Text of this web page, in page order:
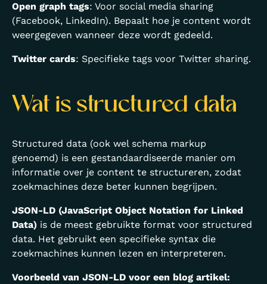
Open graph tags: Voor social media sharing
(Facebook, LinkedIn). Bepaalt hoe je content wordt
weergegeven wanneer deze wordt gedeeld.
Twitter cards: Specifieke tags voor Twitter sharing.
Wat is structured data
Structured data (ook wel schema markup
genoemd) is een gestandaardiseerde manier om
informatie over je content te structureren, zodat
zoekmachines deze beter kunnen begrijpen.
JSON-LD (JavaScript Object Notation for Linked
Data) is de meest gebruikte format voor structured
data. Het gebruikt een specifieke syntax die
zoekmachines kunnen lezen en interpreteren.
Voorbeeld van JSON-LD voor een blog artikel: